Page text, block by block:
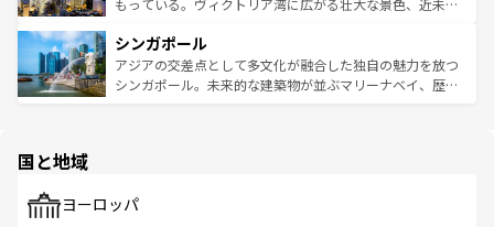
参照してほしい。
激する。気候は一年中温暖で、どの季節にも異なる楽しみ
が待っている。親しみやすいタイの人々、仏教を中心とし
た文化、そして多様な観光資源が、訪れる旅人を魅了し続
もっている。ヴィクトリア湾に広がる壮大な景色、近未来
み、どこを訪れても感動するはず。観光スポットが密集し
ており、効率よく見どころを回れるのも魅力。息をのむよ
うな絶景から文化的な体験まで、香港を存分に楽しみ尽く
シンガポール
アジアの交差点として多文化が融合した独自の魅力を放つ
シンガポール。未来的な建築物が並ぶマリーナベイ、歴史
で、ホーカーズは地元の風情を楽しめる外せないスポット
国と地域
ヨーロッパ